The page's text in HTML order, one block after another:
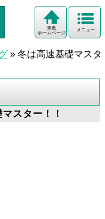
メニュー
東進
ホームページ
» 冬は高速基礎マスタ
スター！！